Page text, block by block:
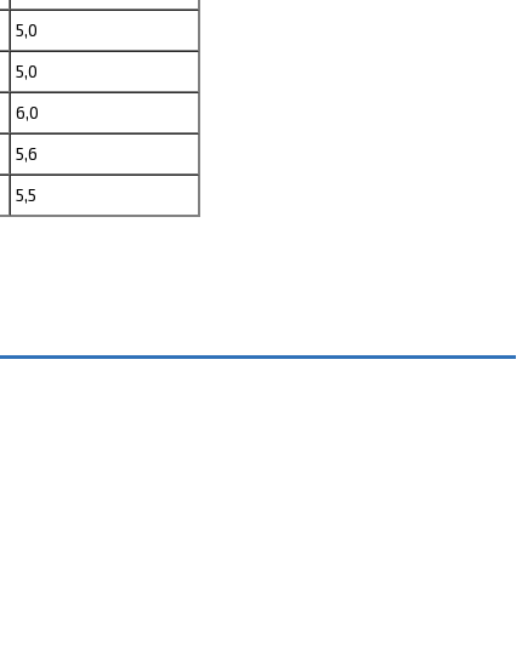
5,0
5,0
6,0
5,6
5,5